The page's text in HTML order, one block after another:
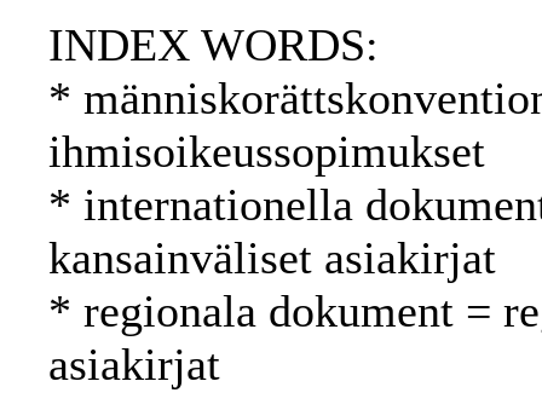
INDEX WORDS:
*
ihmisoikeussopimukset
* internationella
kansainväliset asiakirjat
* regionala dokument =
asiakirjat